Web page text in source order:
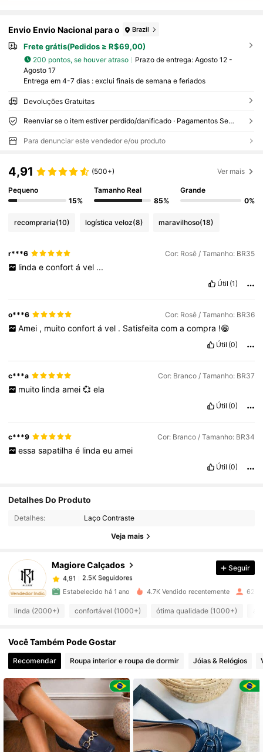
Envio Envio Nacional para o Brazil
Frete grátis(Pedidos ≥ R$69,00)
200 pontos, se houver atraso Prazo de entrega: Agosto 12 -
Agosto 17
Entrega em 4-7 dias : exclui finais de semana e feriados
Devoluções Gratuitas
Reenviar se o item estiver perdido/danificado · Pagamentos Seguros · Proteção de privacidade
Para denunciar este vendedor e/ou produto
4,91 (500+) Ver mais
Pequeno
15%
Tamanho Real
85%
Grande
0%
recompraria(10) logística veloz(8) maravilhoso(18)
r***6 Cor: Rosê / Tamanho: BR35
linda e confort á vel ...
Útil (1)
o***6 Cor: Rosê / Tamanho: BR36
Amei , muito confort á vel . Satisfeita com a compra !😁
Útil (0)
c***a Cor: Branco / Tamanho: BR37
muito linda amei 💞 ela
Útil (0)
c***9 Cor: Branco / Tamanho: BR34
essa sapatilha é linda eu amei
Útil (0)
Detalhes Do Produto
Detalhes: Laço Contraste
Veja mais
Vendedor Indicado
Magiore Calçados
4,91 2.5K Seguidores
2.5K Seguidores
4,91
2.5K Seguidores
g***a pago1 dia atrás
4,91 2.5K Seguidores
4,91 2.5K Seguidores
4,91 2.5K Seguidores
4,91 2.5K Seguidores
Seguir
Estabelecido há 1 ano 4.7K Vendido recentemente 622
linda (2000+) confortável (1000+) ótima qualidade (1000+)
Você Também Pode Gostar
Recomendar Roupa interior e roupa de dormir Jóias & Relógios